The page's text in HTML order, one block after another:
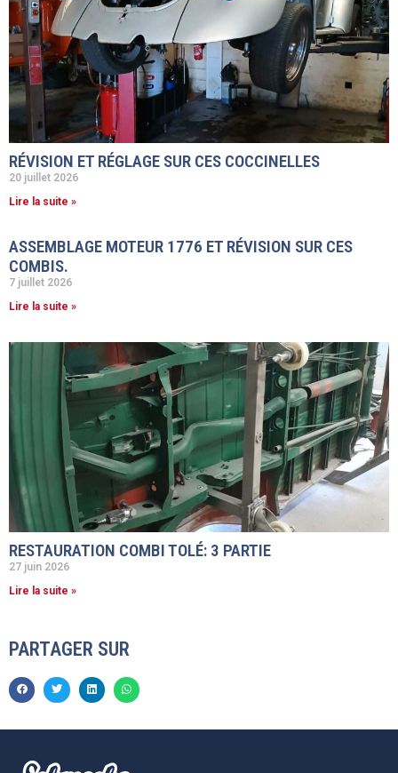
RÉVISION ET RÉGLAGE SUR CES COCCINELLES
20 juillet 2026
Lire la suite »
ASSEMBLAGE MOTEUR 1776 ET RÉVISION SUR CES
COMBIS.
7 juillet 2026
Lire la suite »
RESTAURATION COMBI TOLÉ: 3 PARTIE
27 juin 2026
Lire la suite »
PARTAGER SUR